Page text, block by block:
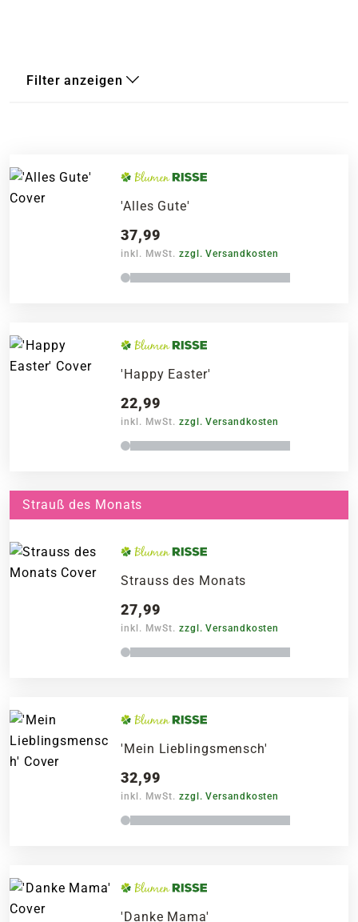
Filter anzeigen
'Alles Gute'
37,99
inkl. MwSt. zzgl. Versandkosten
'Happy Easter'
22,99
inkl. MwSt. zzgl. Versandkosten
Strauß des Monats
Strauss des Monats
27,99
inkl. MwSt. zzgl. Versandkosten
'Mein Lieblingsmensch'
32,99
inkl. MwSt. zzgl. Versandkosten
'Danke Mama'